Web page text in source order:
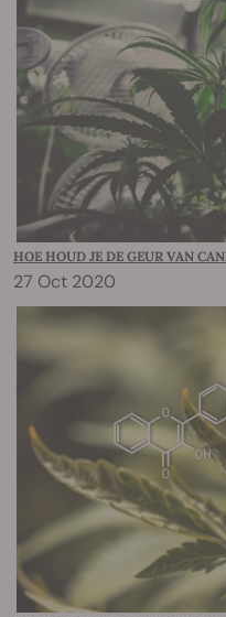
HOE HOUD JE DE GEUR VAN
27 Oct 2020